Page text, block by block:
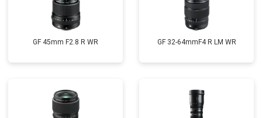
GF 45mm F2.8 R WR GF 32-64mmF4 R LM WR